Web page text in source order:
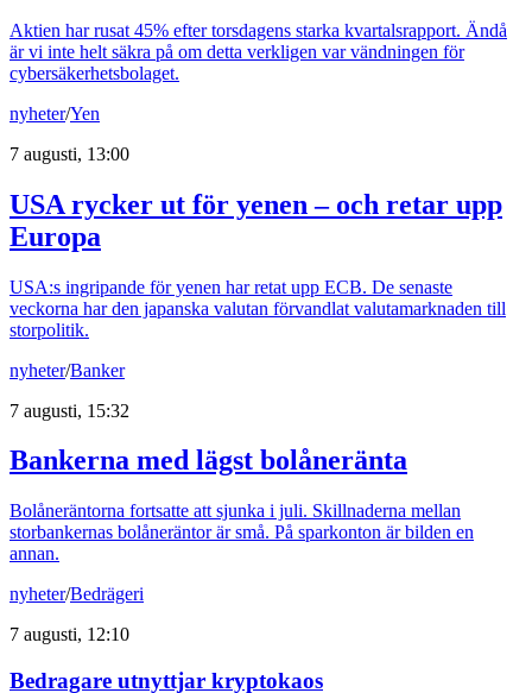
Aktien har rusat 45% efter torsdagens starka kvartalsrapport. Ändå
är vi inte helt säkra på om detta verkligen var vändningen för
cybersäkerhetsbolaget.
nyheter/Yen
7 augusti, 13:00
USA rycker ut för yenen – och retar upp
Europa
USA:s ingripande för yenen har retat upp ECB. De senaste
veckorna har den japanska valutan förvandlat valutamarknaden till
storpolitik.
nyheter/Banker
7 augusti, 15:32
Bankerna med lägst bolåneränta
Bolåneräntorna fortsatte att sjunka i juli. Skillnaderna mellan
storbankernas bolåneräntor är små. På sparkonton är bilden en
annan.
nyheter/Bedrägeri
7 augusti, 12:10
Bedragare utnyttjar kryptokaos